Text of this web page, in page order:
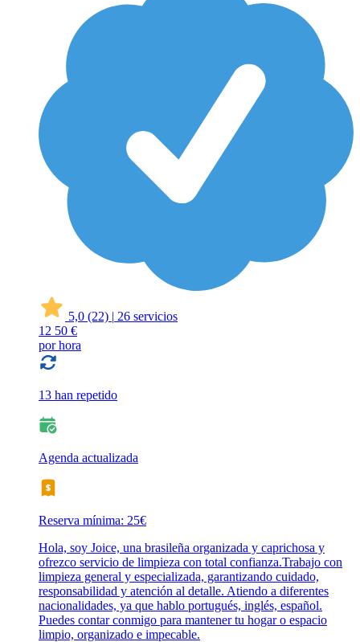
5,0 (22) | 26 servicios
12 50 €
por hora
13 han repetido
Agenda actualizada
Reserva mínima: 25€
Hola, soy Joice, una brasileña organizada y caprichosa y
ofrezco servicio de limpieza con total confianza.Trabajo con
limpieza general y especializada, garantizando cuidado,
responsabilidad y atención al detalle. Atiendo a diferentes
nacionalidades, ya que hablo portugués, inglés, español.
Puedes contar conmigo para mantener tu hogar o espacio
limpio, organizado e impecable.